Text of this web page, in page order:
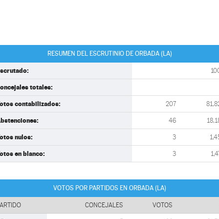
RESUMEN DEL ESCRUTINIO DE ORBADA (LA)
totales:
contabilizados: 207
46
nulos: 3
en blanco: 3
VOTOS POR PARTIDOS EN ORBADA (LA)
CONCEJALES VOTOS